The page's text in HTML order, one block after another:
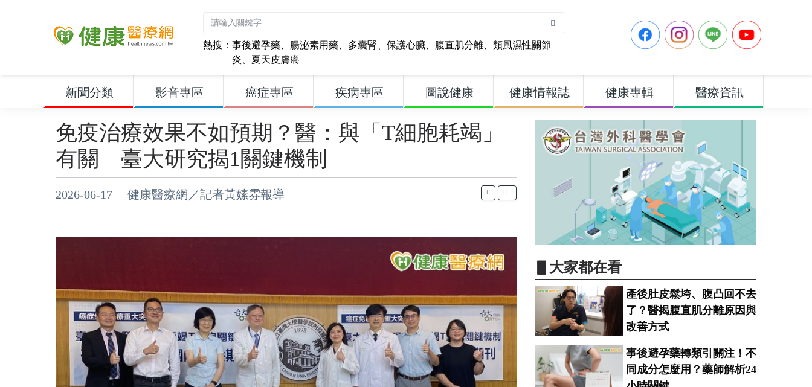
熱搜： 事後避孕藥、 腸泌素用藥、 多囊腎、 保護心臟、 腹直肌分離、 類風濕性關節
炎、 夏天皮膚癢
新聞分類 影音專區 癌症專區 疾病專區 圖說健康 健康情報誌 健康專輯 醫療資訊
免疫治療效果不如預期？醫：與「T細胞耗竭」
有關 臺大研究揭1關鍵機制
2026-06-17 健康醫療網／記者黃嫊雰報導 +
▋大家都在看
產後肚皮鬆垮、腹凸回不去
了？醫揭腹直肌分離原因與
改善方式
事後避孕藥轉類引關注！不
同成分怎麼用？藥師解析24